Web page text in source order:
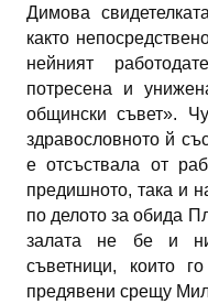
Димова
както
нейният
потресена и
общински съвет».
здравословното й
е отсъствала от
предишното, така и
по делото за обида
залата не бе и
съветници, които
предявени срещу